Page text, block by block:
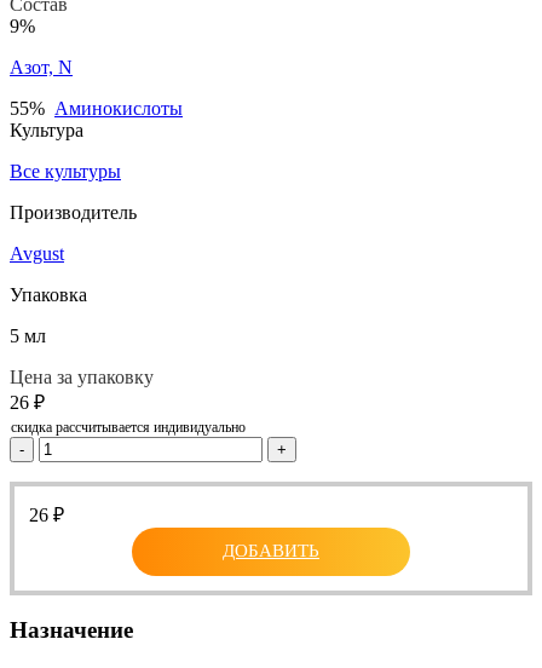
9%
Азот, N
55% Аминокислоты
Культура
Все культуры
Производитель
Avgust
Упаковка
5 мл
Цена за упаковку
26 ₽
скидка рассчитывается индивидуально
- +
26 ₽
ДОБАВИТЬ
Назначение